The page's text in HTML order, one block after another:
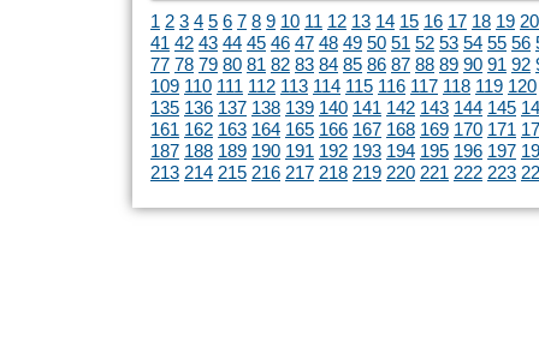
1 2 3 4 5 6 7 8 9 10 11 12 13 14 15 16 17 18 19 20
41 42 43 44 45 46 47 48 49 50 51 52 53 54 55 56
77 78 79 80 81 82 83 84 85 86 87 88 89 90 91 92
109 110 111 112 113 114 115 116 117 118 119 120
135 136 137 138 139 140 141 142 143 144 145
161 162 163 164 165 166 167 168 169 170 171
187 188 189 190 191 192 193 194 195 196 197
213 214 215 216 217 218 219 220 221 222 223